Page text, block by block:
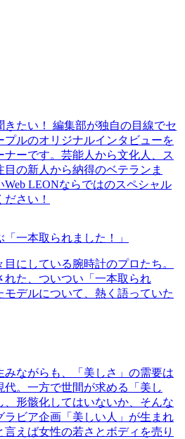
きたい！ 編集部が独自の目線でセ
プルのオリジナルインタビューを
ナーです。芸能人から文化人、ス
目の新人から納得のベテランま
Web LEONならではのスペシャル
ださい！
一本取られました！」
にしている腕時計のプロたち。
れた、ついつい「一本取られ
モデルについて、熱く語っていた
みながらも、「美しさ」の需要は
代。一方で世間が求める「美し
、形骸化してはいないか、そんな
ラビア企画「美しい人」が生まれ
言えば女性の若さとボディを売り